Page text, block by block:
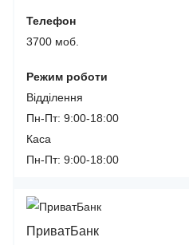
Телефон
3700 моб.
Режим роботи
Відділення
Пн-Пт: 9:00-18:00
Каса
Пн-Пт: 9:00-18:00
ПриватБанк